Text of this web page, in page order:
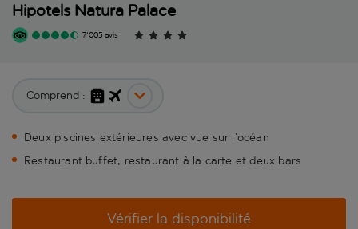
Hipotels Natura Palace
7'005 avis
Comprend :
Deux piscines extérieures avec vue sur l’océan
Restaurant buffet, restaurant à la carte et deux bars
Vérifier la disponibilité